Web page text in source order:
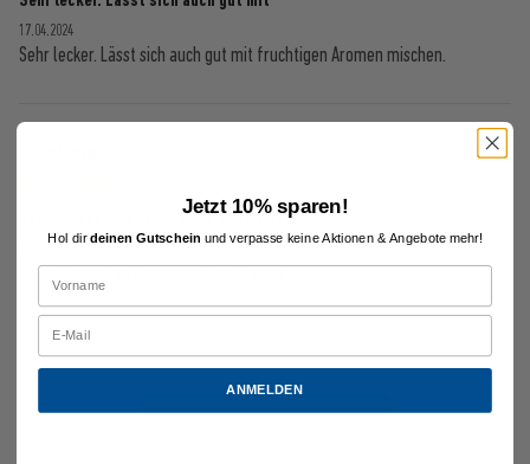
17.04.2024
Sehr lecker. Lässt sich auch gut mit fruchtigen Aromen mischen.
Hervorragend im Geschmack und Dampf
17.04.2024
Hervorragend im Geschmack und Dampf
6 weitere Bewertungen laden
Jetzt 10% sparen!
Hol dirdeinen Gutschein und verpasse keine Aktionen & Angebote mehr!
ANMELDEN